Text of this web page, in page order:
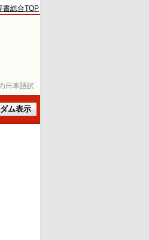
日本語訳
書総合TOP